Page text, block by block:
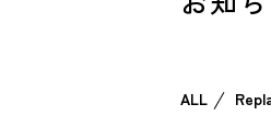
ALL